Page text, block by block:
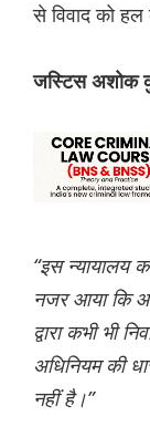
से विवाद को
जस्टिस अशोक
“इस न्यायालय
नजर आया कि
द्वारा कभी भी
अधिनियम की
नहीं है।”